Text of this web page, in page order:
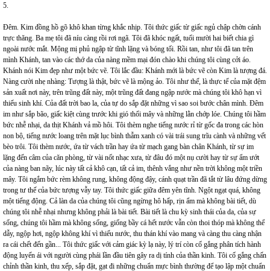
5.
Đêm. Kim đồng hồ gõ khô khan từng khắc nhịp. Tôi thức giấc từ giấc ngủ chập chờn cánh
trực thăng. Ba mẹ tôi đã níu càng rồi rơi ngã. Tôi đã khóc ngất, tuổi mười hai biết chia gì
ngoài nước mắt. Mộng mị phủ ngập từ tĩnh lặng và bóng tối. Rồi tan, như tôi đã tan trên
mình Khánh, tan vào các thớ da của nàng mềm mại đón chào khi chúng tôi cùng cởi áo.
Khánh nói Kim đẹp như một bức vẽ. Tôi lắc đầu: Khánh mới là bức vẽ còn Kim là tượng đá.
Nàng cười nhẹ nhàng: Tượng là thật, bức vẽ là mộng ảo. Tôi như thế, là thực tế của mặt đệm
sản xuất nơi này, trên trũng đất này, một trũng đất đang ngập nước mà chúng tôi khô hạn vì
thiếu sinh khí. Của đất trời bao la, của tự do sắp đặt những vì sao soi bước chân mình. Đêm
im như sắp bão, giấc kiệt cùng trước khi gió thổi mây và những lằn chớp lóe. Chúng tôi hầm
bức nhễ nhại, da thịt Khánh vả mồ hôi. Tôi thèm nghe tiếng nước rỉ từ gốc đa trong các hòn
non bộ, tiếng nước loang trên mặt lục bình thẫm xanh có vài trái sung trĩu cành và những vết
bèo trôi. Tôi thèm nước, ứa từ vách trần hay ứa từ mạch gang bàn chân Khánh, từ sự im
lặng đến câm của căn phòng, từ vài nốt nhạc xưa, từ đâu đó một nụ cười hay từ sự ẩm ướt
của nàng ban nãy, lúc này tất cả khô cạn, tất cả im, thênh vắng như nền trời không một triền
mây. Tôi ngắm bức rèm không rung, không động đậy, cánh quạt trần đã tắt từ lâu đứng dừng
trong tư thế của bức tượng vẫy tay. Tôi thức giấc giữa đêm yên tĩnh. Ngột ngạt quá, không
một tiếng động. Cả làn da của chúng tôi cũng ngừng hô hấp, rịn ẩm mà không bài tiết, dù
chúng tôi nhễ nhại nhưng không phải là bài tiết. Bài tiết là chu kỳ sinh thái của da, của sự
sống, chúng tôi hầm mà không sống, giống bầy cá hết nước vẫn còn thoi thóp mà không thể
dẫy, ngộp hơi, ngộp không khí vì thiếu nước, thu thán khí vào mang và càng thu càng nhận
ra cái chết đến gần... Tôi thức giấc với cảm giác kỳ lạ này, lý trí còn cố gắng phân tích hành
động luyến ái với người cùng phái lần đầu tiên gây ra dị tính của thần kinh. Tôi cố gắng chấn
chỉnh thần kinh, thu xếp, sắp đặt, gạt đi những chuẩn mực bình thường để tạo lập một chuẩn